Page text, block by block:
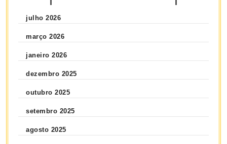
julho 2026
março 2026
janeiro 2026
dezembro 2025
outubro 2025
setembro 2025
agosto 2025